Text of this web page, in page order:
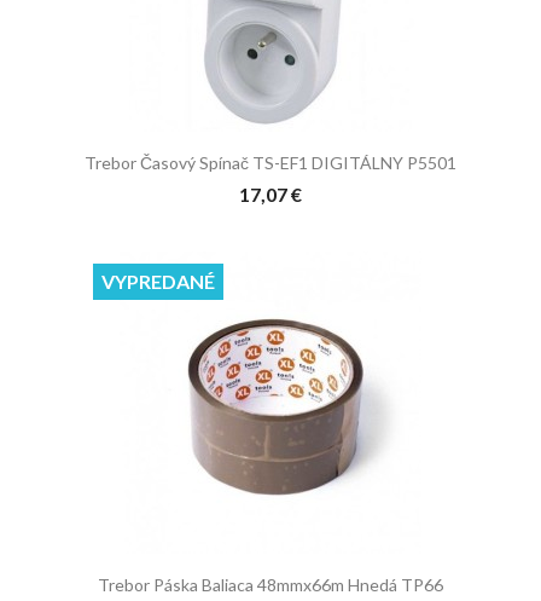
Trebor Časový Spínač TS-EF1 DIGITÁLNY P5501
17,07 €
Trebor Páska Baliaca 48mmx66m Hnedá TP66
VYPREDANÉ